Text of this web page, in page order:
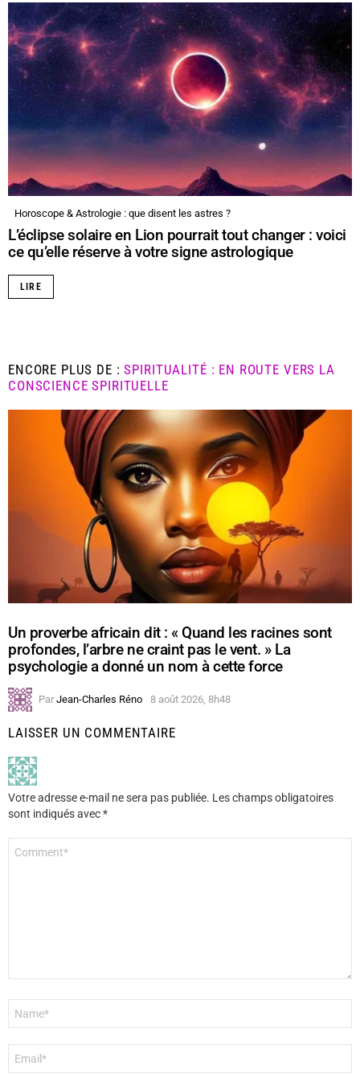
Horoscope & Astrologie : que disent les astres ?
L’éclipse solaire en Lion pourrait tout changer : voici
ce qu’elle réserve à votre signe astrologique
LIRE
ENCORE PLUS DE :SPIRITUALITÉ : EN ROUTE VERS LA
CONSCIENCE SPIRITUELLE
Un proverbe africain dit : « Quand les racines sont
profondes, l’arbre ne craint pas le vent. » La
psychologie a donné un nom à cette force
Par Jean-Charles Réno 8 août 2026, 8h48
LAISSER UN COMMENTAIRE
Votre adresse e-mail ne sera pas publiée. Les champs obligatoires
sont indiqués avec*
mail